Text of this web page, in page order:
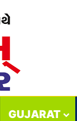
GUJARAT